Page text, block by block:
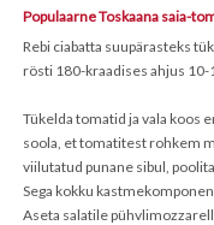
Populaarne Toskaana saia-
Rebi ciabatta suupärasteks
rösti 180-kraadises ahjus
Tükelda tomatid ja vala koos
soola, et tomatitest rohkem
viilutatud punane sibul,
Sega kokku
Aseta salatile